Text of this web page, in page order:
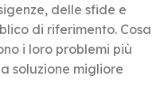
delle sfide e
di riferimento. Cosa
i loro problemi più
soluzione migliore